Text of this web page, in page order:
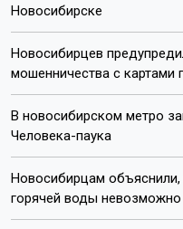
Новосибирске
Новосибирцев
мошенничества с картами
В новосибирском метро
Человека-паука
Новосибирцам
горячей воды невозможно